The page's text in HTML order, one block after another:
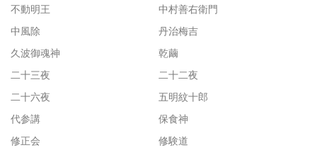
不動明王
中村善右衛門
中風除
丹治梅吉
久波御魂神
乾繭
二十三夜
二十二夜
二十六夜
五明紋十郎
代参講
保食神
修正会
修験道